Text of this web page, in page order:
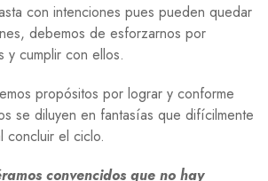
con intenciones pues pueden quedar
debemos de esforzarnos por
y cumplir con ellos.
propósitos por lograr y conforme
se diluyen en fantasías que difícilmente
concluir el ciclo.
convencidos que no hay